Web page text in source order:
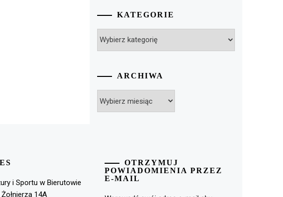
KATEGORIE
ARCHIWA
i Sportu w Bierutowie
14A
OTRZYMUJ
POWIADOMIENIA PRZEZ
E-MAIL